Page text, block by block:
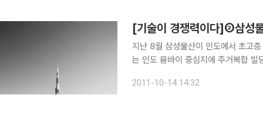
[기술이 경쟁력이다]②삼성
지난 8월 삼성물산이 인도에서 초고
는 인도 뭄바이 중심지에 주거복합
협의 과정을 거쳐 성사됐다. 지난
2011-10-14 14:32